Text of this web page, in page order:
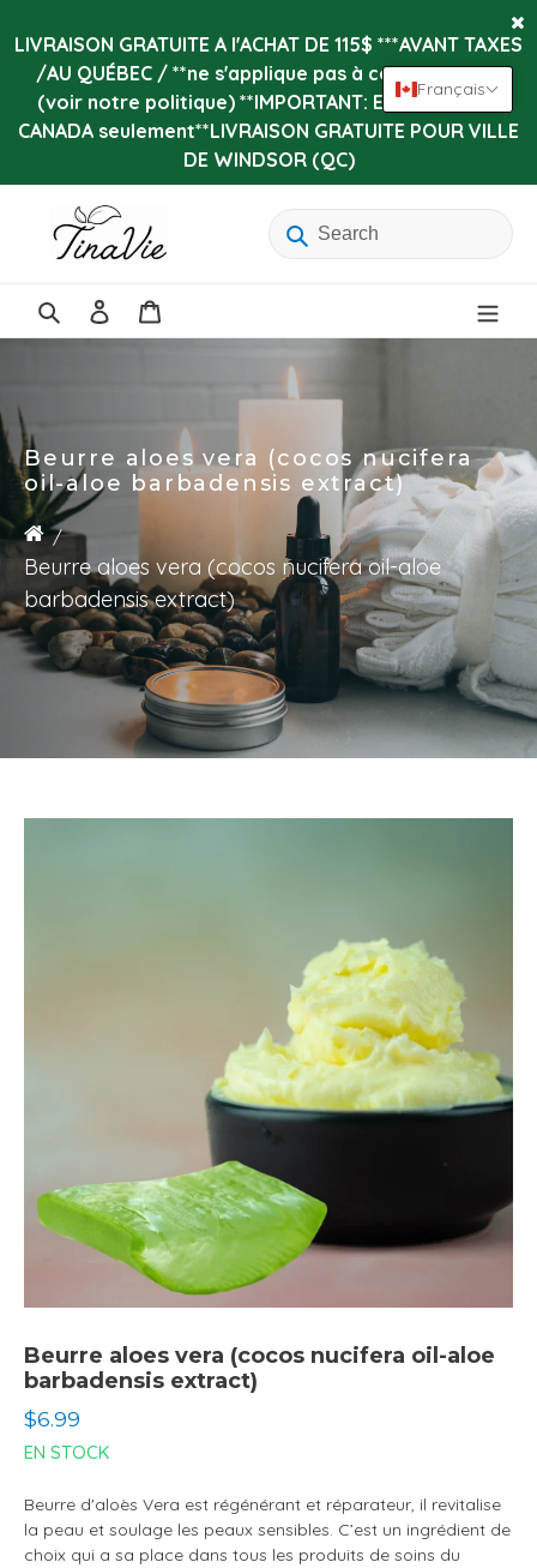
au
contenu
LIVRAISON GRATUITE A l'ACHAT DE 115$ ***AVANT TAXES
/AU QUÉBEC / **ne s'applique pas à certains items
(voir notre politique) **IMPORTANT: Expédition au
CANADA seulement**LIVRAISON GRATUITE POUR VILLE
DE WINDSOR (QC)
Rechercherconnecter
Beurre aloes vera (cocos nucifera
oil-aloe barbadensis extract)
Beurre aloes vera (cocos nucifera oil-aloe
barbadensis extract)
Beurre aloes vera (cocos nucifera oil-aloe
barbadensis extract)
Prix
normal
$6.99
EN STOCK
Beurre d'aloès Vera est régénérant et réparateur, il revitalise
la peau et soulage les peaux sensibles. C’est un ingrédient de
choix qui a sa place dans tous les produits de soins du
Français